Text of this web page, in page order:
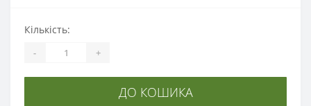
Кількість:
- +
ДО КОШИКА